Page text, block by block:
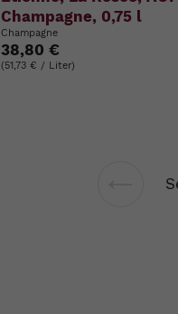
Champagne, 0,75 l
Champagne
38,80 €
(51,73 € / Liter)